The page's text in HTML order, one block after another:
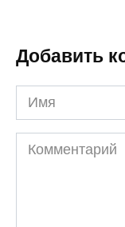
Добавить
Имя
Комментарий